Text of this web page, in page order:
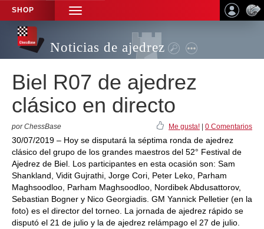
SHOP
TOGGLE
NAVIGATION
Noticias de ajedrez
Biel R07 de ajedrez
clásico en directo
por ChessBase Me gusta! 0 Comentarios
30/07/2019 – Hoy se disputará la séptima ronda de ajedrez
clásico del grupo de los grandes maestros del 52° Festival de
Ajedrez de Biel. Los participantes en esta ocasión son: Sam
Shankland, Vidit Gujrathi, Jorge Cori, Peter Leko, Parham
Maghsoodloo, Parham Maghsoodloo, Nordibek Abdusattorov,
Sebastian Bogner y Nico Georgiadis. GM Yannick Pelletier (en la
foto) es el director del torneo. La jornada de ajedrez rápido se
disputó el 21 de julio y la de ajedrez relámpago el 27 de julio.